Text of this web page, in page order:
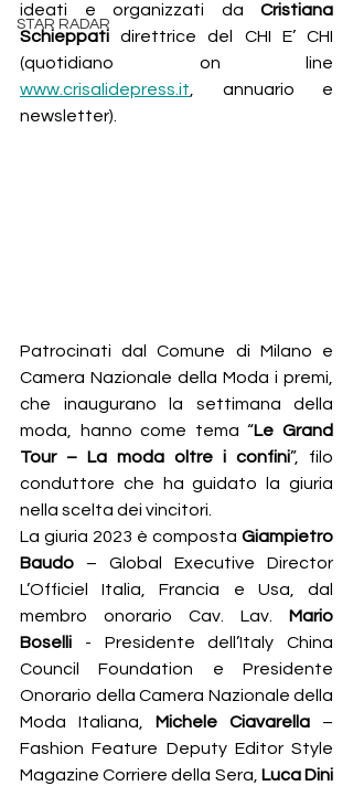
STAR RADAR
ideati e organizzati da Cristiana
Schieppati direttrice del CHI E’ CHI
www.crisalidepress.it , annuario e
newsletter).
Patrocinati dal Comune di Milano e
Camera Nazionale della Moda i premi,
che inaugurano la settimana della
moda, hanno come tema “Le Grand
Tour – La moda oltre i confini”, filo
conduttore che ha guidato la giuria
nella scelta dei vincitori.
La giuria 2023 è composta Giampietro
Baudo – Global Executive Director
L’Officiel Italia, Francia e Usa, dal
membro onorario Cav. Lav. Mario
Boselli - Presidente dell’Italy China
Council Foundation e Presidente
Onorario della Camera Nazionale della
Moda Italiana, Michele Ciavarella –
Fashion Feature Deputy Editor Style
Magazine Corriere della Sera, Luca Dini